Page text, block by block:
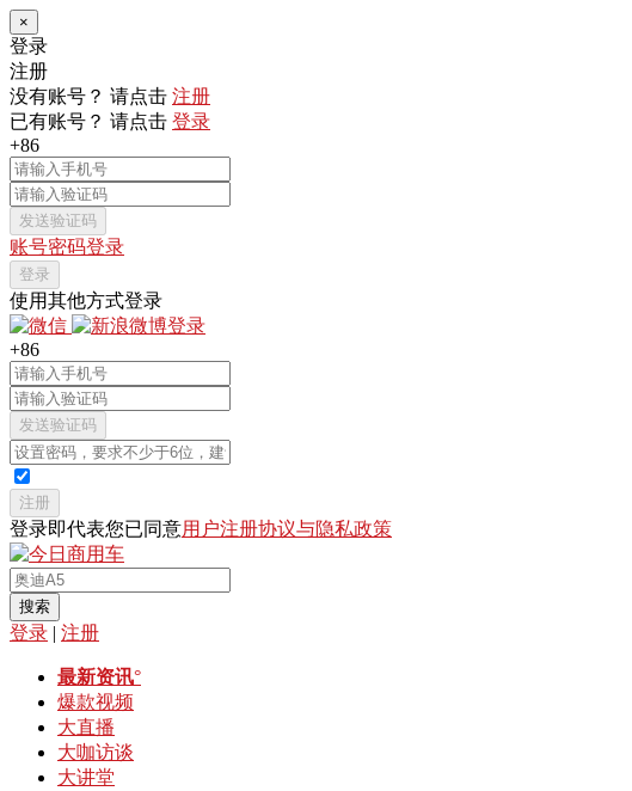
×
登录
注册
没有账号？ 请点击 注册
已有账号？ 请点击 登录
+86
发送验证码
账号密码登录
登录
使用其他方式登录
+86
发送验证码
注册
登录即代表您已同意用户注册协议与隐私政策
搜索
登录 | 注册
最新资讯°
爆款视频
大直播
大咖访谈
大讲堂